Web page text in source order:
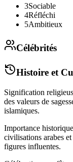
3Sociable
4Réfléchi
5Ambitieux
Célébrités
Histoire et
Signification
des valeurs de
islamiques.
Importance
civilisations arabes
figures influentes.